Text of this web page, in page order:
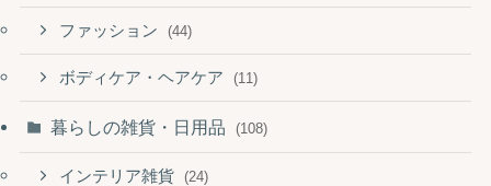
ファッション (44)
ボディケア・ヘアケア (11)
暮らしの雑貨・日用品 (108)
インテリア雑貨 (24)